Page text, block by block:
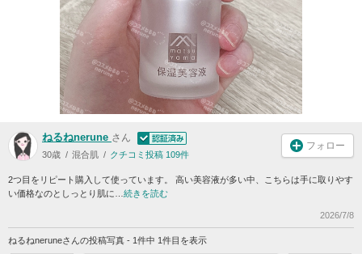
ねるねnerune さん
30歳 混合肌 クチコミ投稿 109件
フォロー
2つ目をリピート購入して使っています。 高い美容液が多い中、こちらは手に取りやす
い価格なのとしっとり肌に… 続きを読む
2026/7/8
ねるねneruneさんの投稿写真 - 1件中 1件目を表示